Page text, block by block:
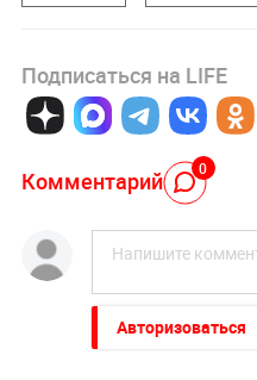
Подписаться на LIFE
Комментарий 0
Авторизоваться